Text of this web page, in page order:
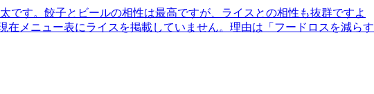
です。餃子とビールの相性は最高ですが、ライスとの相性も抜群ですよ
在メニュー表にライスを掲載していません。理由は「フードロスを減らす